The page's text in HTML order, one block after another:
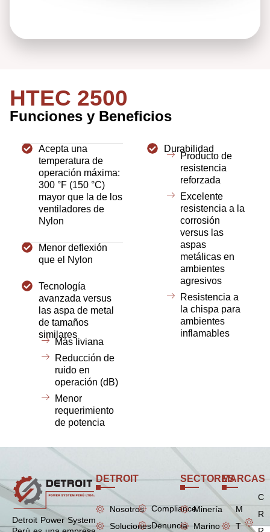
HTEC 2500
Funciones y Beneficios
Acepta una
temperatura de
operación máxima:
300 °F (150 °C)
mayor que la de los
ventiladores de
Nylon
Menor deflexión
que el Nylon
Tecnología
avanzada versus
las aspa de metal
de tamaños
similares
Más liviana
Reducción de
ruido en
operación (dB)
Menor
requerimiento
de potencia
Durabilidad
Producto de
resistencia
reforzada
Excelente
resistencia a la
corrosión
versus las
aspas
metálicas en
ambientes
agresivos
Resistencia a
la chispa para
ambientes
inflamables
Detroit Power System
DETROIT
Nosotros
Soluciones
Compliance
Denuncia
SECTORES
Minería
Marino
MARCAS
M
T
C
R